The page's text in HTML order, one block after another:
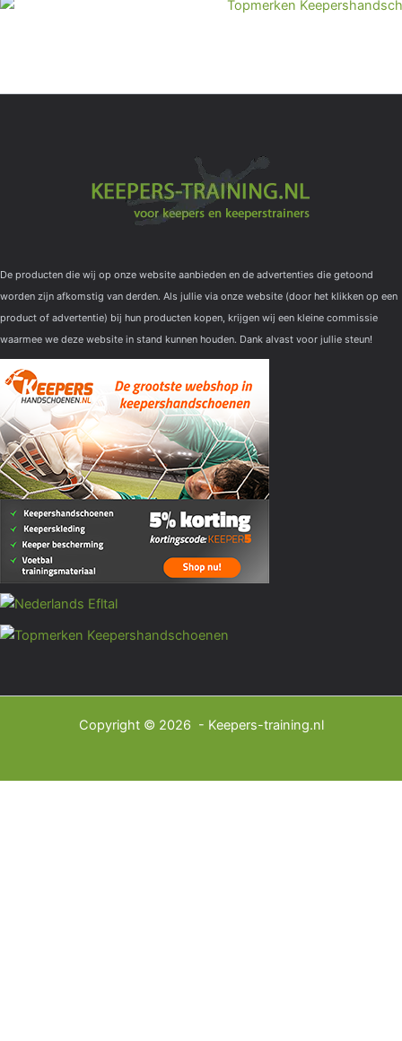
De producten die wij op onze website aanbieden en de advertenties die getoond
worden zijn afkomstig van derden. Als jullie via onze website (door het klikken op een
product of advertentie) bij hun producten kopen, krijgen wij een kleine commissie
waarmee we deze website in stand kunnen houden. Dank alvast voor jullie steun!
Copyright © 2026 - Keepers-training.nl